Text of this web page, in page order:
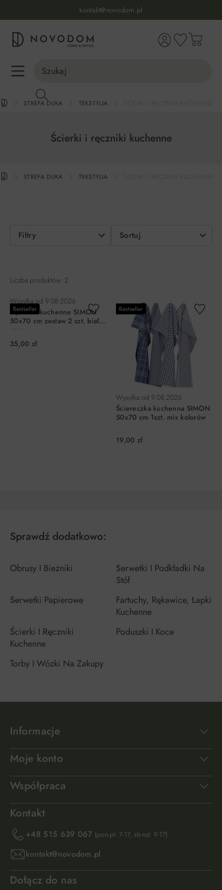
kontakt@novodom.pl
Dostawa z wniesieniem
30 dni na zwrot lub wymianę
98% zadowolonych klientów
STREFA DUKA TEKSTYLIA
Ścierki i ręczniki kuchenne
STREFA DUKA TEKSTYLIA
Filtry Sortuj
Liczba produktów: 2
Bestseller
Wysyłka od 9.08.2026
Ręczniki kuchenne SIMON
50x70 cm zestaw 2 szt. biały,
szary
35,00 zł
Bestseller
Wysyłka od 9.08.2026
Ściereczka kuchenna SIMON
50x70 cm 1szt. mix kolorów
19,00 zł
Sprawdź dodatkowo:
Obrusy I Bieżniki
Serwetki I Podkładki Na
Stół
Serwetki Papierowe
Fartuchy, Rękawice, Łapki
Kuchenne
Ścierki I Ręczniki
Kuchenne
Poduszki I Koce
Torby I Wózki Na Zakupy
Informacje
Moje konto
Współpraca
Kontakt
+48 515 639 067 (pon-pt: 7-17, sb-nd: 9-17)
kontakt@novodom.pl
Dołącz do nas